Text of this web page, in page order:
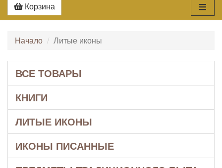
Корзина
Начало Литые иконы
ВСЕ ТОВАРЫ
КНИГИ
ЛИТЫЕ ИКОНЫ
ИКОНЫ ПИСАННЫЕ